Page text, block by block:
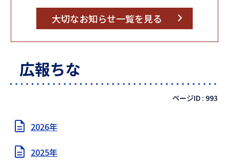
大切なお知らせ一覧を見る
広報ちな
ページID : 993
2026年
2025年